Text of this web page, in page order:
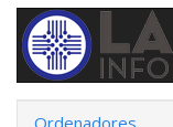
Ordenadores